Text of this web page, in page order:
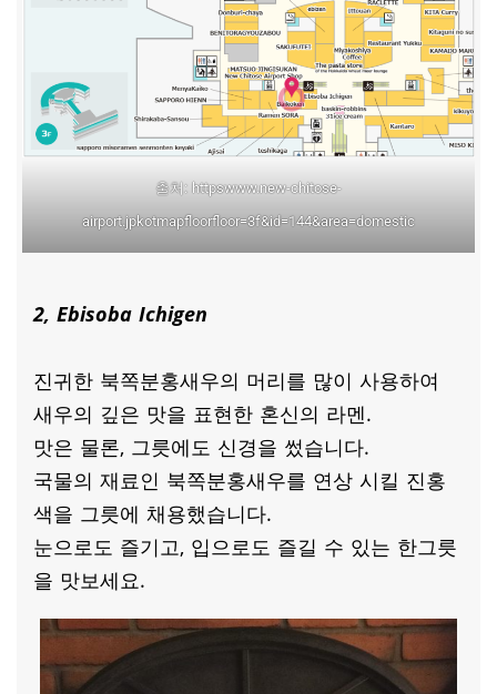
출처: httpswww.new-chitose-
airport.jpkotmapfloorfloor=3f&id=144&area=domestic
2, Ebisoba Ichigen
진귀한 북쪽분홍새우의 머리를 많이 사용하여
새우의 깊은 맛을 표현한 혼신의 라멘.
맛은 물론, 그릇에도 신경을 썼습니다.
국물의 재료인 북쪽분홍새우를 연상 시킬 진홍
색을 그릇에 채용했습니다.
눈으로도 즐기고, 입으로도 즐길 수 있는 한그릇
을 맛보세요.